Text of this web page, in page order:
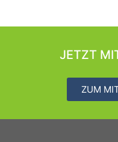
JETZT
ZUM